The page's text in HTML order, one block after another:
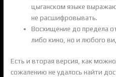
цыганском языке
не расшифровывать.
Восхищение до предела
либо кино, но и любого
Есть и вторая версия, как
сожалению не удалось найти